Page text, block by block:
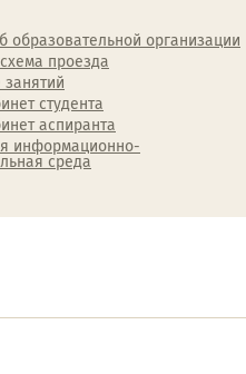
образовательной организации
проезда
занятий
студента
аспиранта
информационно-
среда